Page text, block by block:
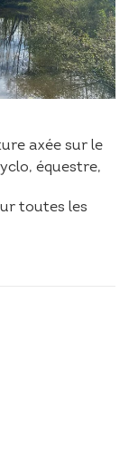
axée sur le
équestre,
toutes les